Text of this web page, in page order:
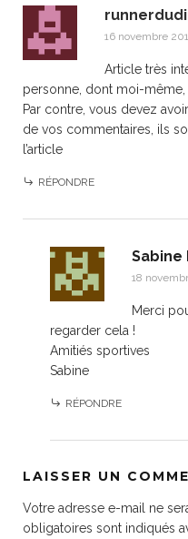
16 novembre
Article très
personne, dont moi-
Par contre, vous devez
de vos commentaires, ils
l’article
RÉPONDRE
Sabine
18
Merci
regarder cela !
Amitiés sportives
Sabine
RÉPONDRE
LAISSER UN
Votre adresse e-mail ne
obligatoires sont indiqués